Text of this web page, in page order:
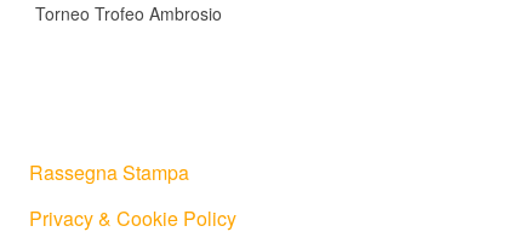
Torneo Trofeo Ambrosio
Rassegna Stampa
Privacy & Cookie Policy